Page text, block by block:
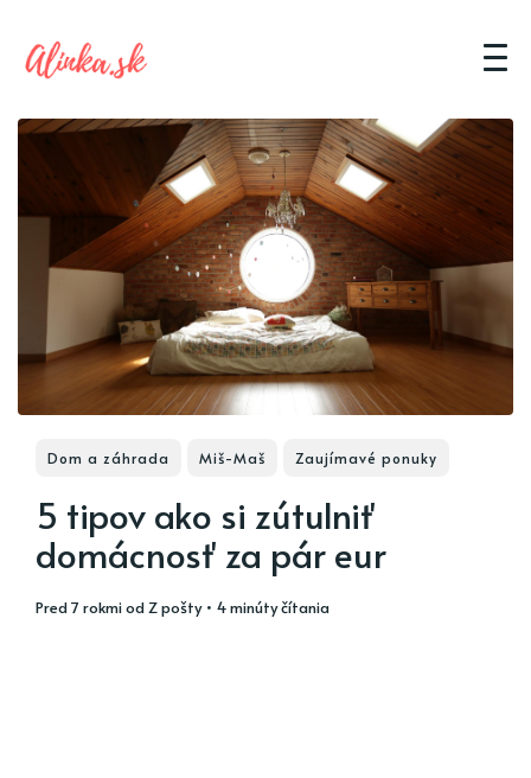
Dom a záhrada Miš-Maš Zaujímavé ponuky
5 tipov ako si zútulniť
domácnosť za pár eur
pred 7 rokmiodZ pošty• 4 minúty čítania